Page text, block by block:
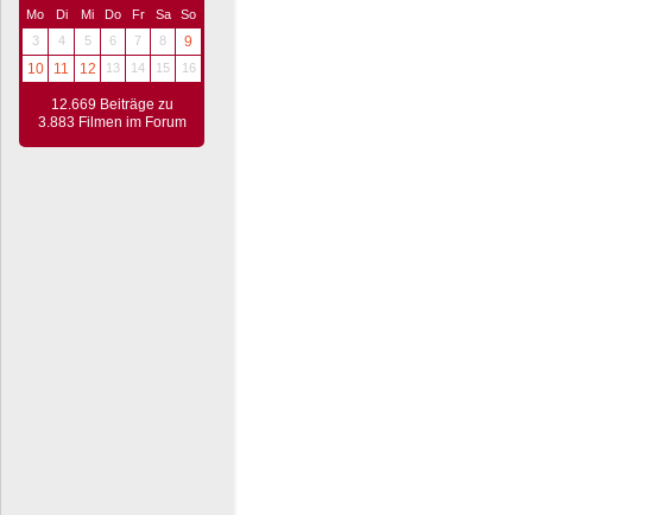
Mo Di Mi Do Fr Sa
So
3
4 5 6 7 8
9
10
11 12 13 14 15 16
12.669 Beiträge zu
3.883 Filmen im Forum